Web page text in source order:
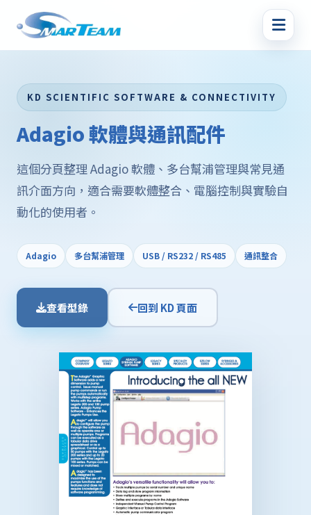
KD SCIENTIFIC SOFTWARE & CONNECTIVITY
Adagio 軟體與通訊配件
這個分頁整理 Adagio 軟體、多台幫浦管理與常見通
訊介面方向，適合需要軟體整合、電腦控制與實驗自
動化的使用者。
Adagio 多台幫浦管理 USB / RS232 / RS485 通訊整合
查看型錄 回到 KD 頁面